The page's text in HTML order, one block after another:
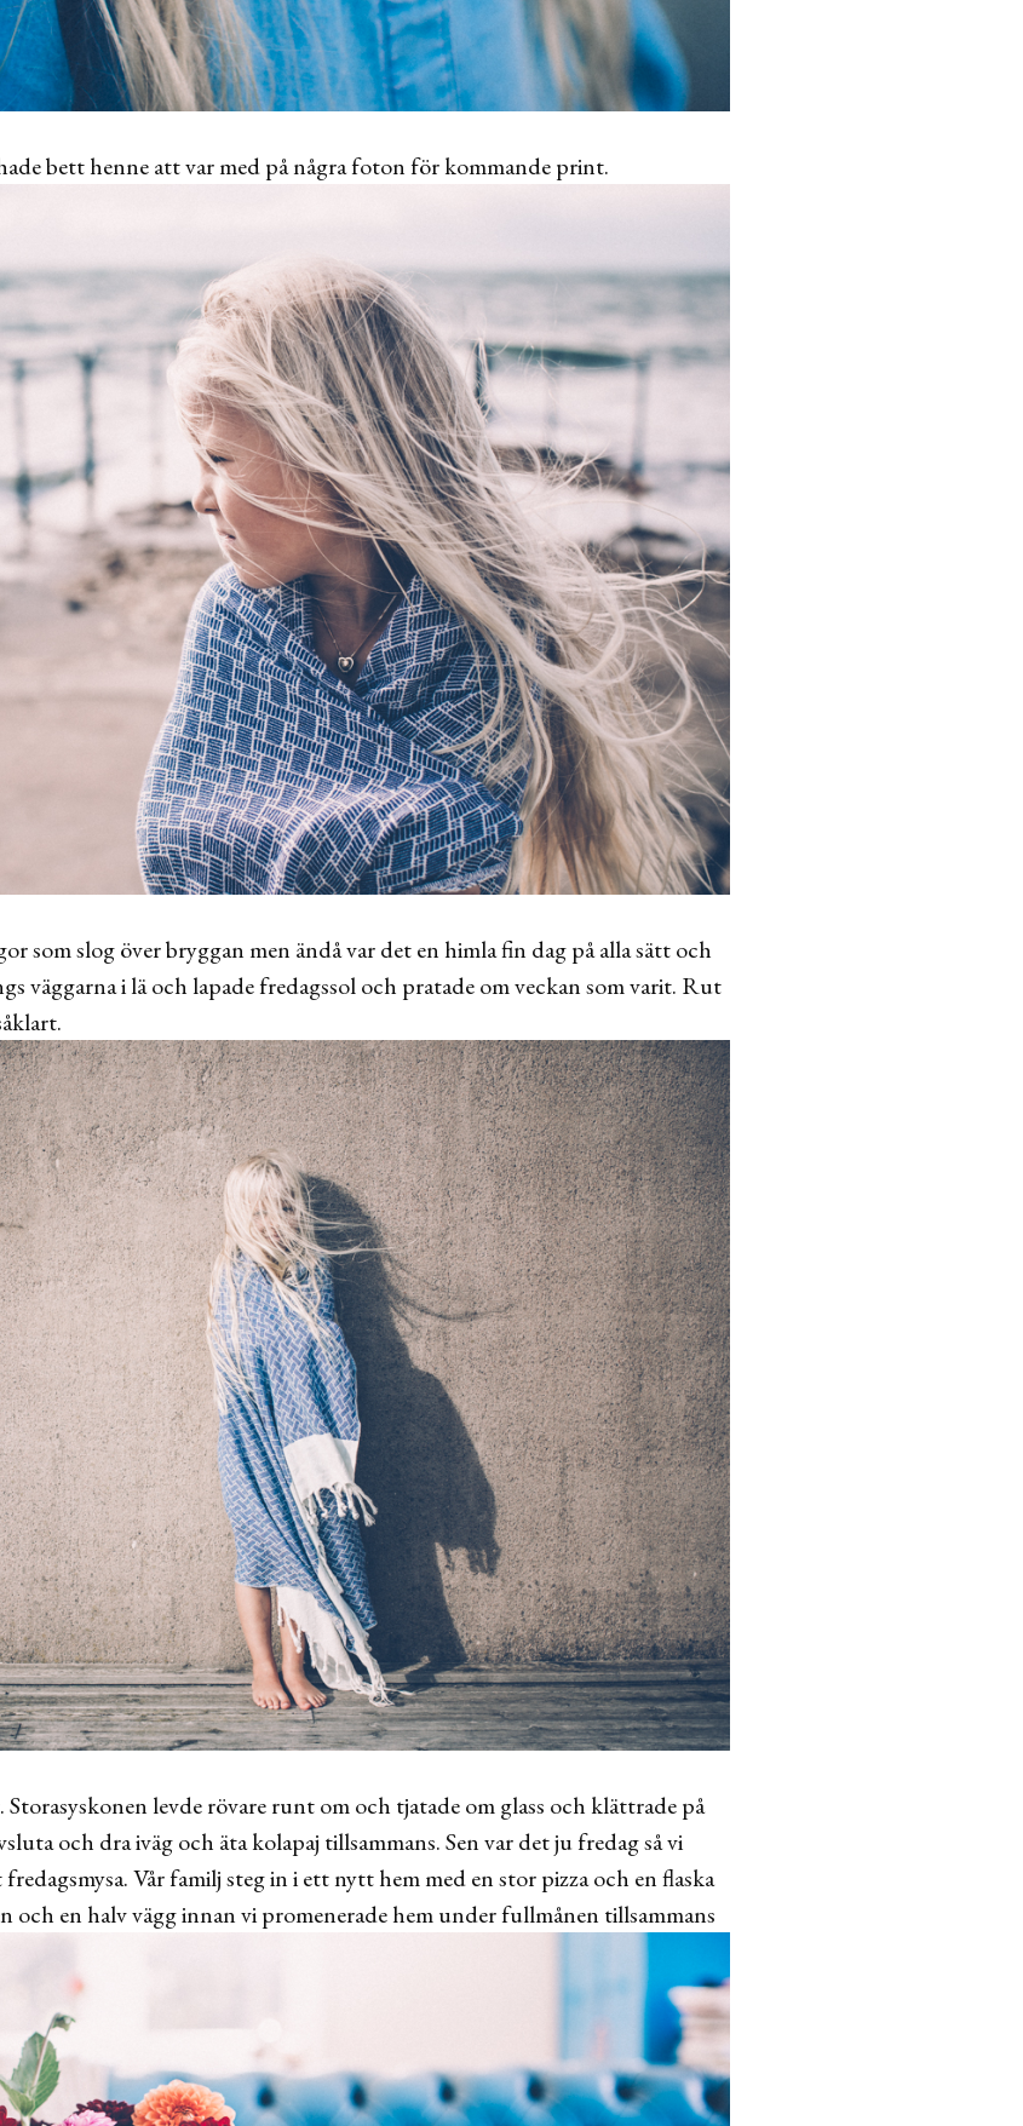
bett henne att var med på några foton för kommande print.
som slog över bryggan men ändå var det en himla fin dag på alla sätt och
väggarna i lä och lapade fredagssol och pratade om veckan som varit. Rut
levde rövare runt om och tjatade om glass och klättrade på
och dra iväg och äta kolapaj tillsammans. Sen var det ju fredag så vi
Vår familj steg in i ett nytt hem med en stor pizza och en flaska
och en halv vägg innan vi promenerade hem under fullmånen tillsammans